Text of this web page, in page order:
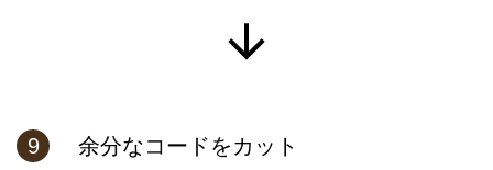
9 余分なコードをカット